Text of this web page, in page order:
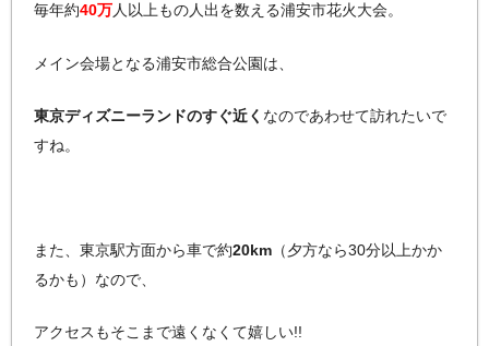
毎年約40万人以上もの人出を数える浦安市花火大会。
メイン会場となる浦安市総合公園は、
東京ディズニーランドのすぐ近く なのであわせて訪れたいで
すね。
また、東京駅方面から車で約20km （夕方なら30分以上かか
るかも）なので、
アクセスもそこまで遠くなくて嬉しい!!